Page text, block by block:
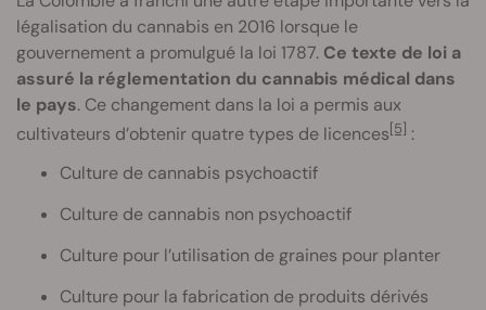
légalisation du cannabis en 2016 lorsque le
gouvernement a promulgué la loi 1787. Ce texte de loi a
assuré la réglementation du cannabis médical dans
le pays. Ce changement dans la loi a permis aux
cultivateurs d’obtenir quatre types de licences[5] :
Culture de cannabis psychoactif
Culture de cannabis non psychoactif
Culture pour l’utilisation de graines pour planter
Culture pour la fabrication de produits dérivés